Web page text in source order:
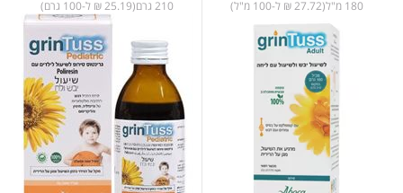
180 מ"ל(27.72 ₪ ל-100 מ"ל) 210 גרם(25.19 ₪ ל-100 גרם)